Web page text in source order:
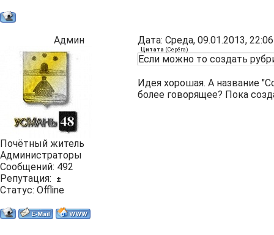
Админ Дата: Среда, 09.01.2013,
Почётный житель
Администраторы
Сообщений: 492
Репутация:
±
Статус: Offline
Цитата (Серёга)
Если можно то создать
Идея хорошая. А название
более говорящее? Пока